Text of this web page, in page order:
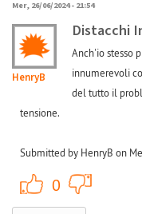
Mer, 26/06/2024 - 21:54
HenryB
Distacchi
Anch'io stesso
innumerevoli
del tutto il
tensione.
Submitted by HenryB on
0